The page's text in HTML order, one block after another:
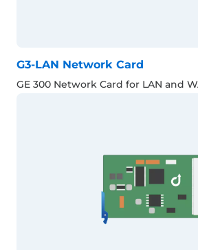
G3-LAN Network Card
GE 300 Network Card for LAN and